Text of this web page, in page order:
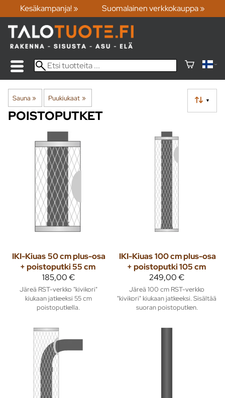
Kesäkampanja! » Suomalainen verkkokauppa »
Sauna ‪» Puukiukaat ‪» ▼
POISTOPUTKET
IKI-Kiuas50 cm plus-osa
+ poistoputki 55 cm
185,00 €
Järeä RST-verkko "kivikori"
kiukaan jatkeeksi 55 cm
poistoputkella.
IKI-Kiuas 100 cm plus-osa
+ poistoputki 105 cm
249,00 €
Järeä 100 cm RST-verkko
"kivikori" kiukaan jatkeeksi. Sisältää
suoran poistoputken.